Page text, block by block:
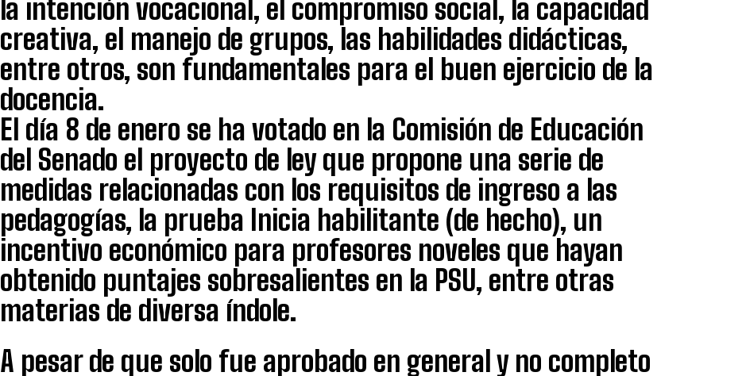
la intención vocacional, el compromiso social, la capacidad
creativa, el manejo de grupos, las habilidades didácticas,
entre otros, son fundamentales para el buen ejercicio de la
docencia.
El día 8 de enero se ha votado en la Comisión de Educación
del Senado el proyecto de ley que propone una serie de
medidas relacionadas con los requisitos de ingreso a las
pedagogías, la prueba Inicia habilitante (de hecho), un
incentivo económico para profesores noveles que hayan
obtenido puntajes sobresalientes en la PSU, entre otras
materias de diversa índole.
A pesar de que solo fue aprobado en general y no completo